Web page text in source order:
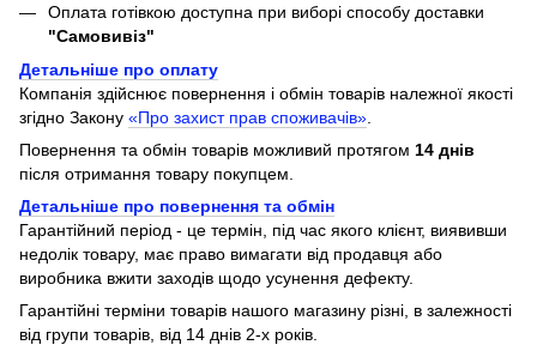
Оплата готівкою доступна при виборі способу доставки
"Самовивіз"
Детальніше про оплату
Компанія здійснює повернення і обмін товарів належної якості
згідно Закону «Про захист прав споживачів»
Повернення та обмін товарів можливий протягом 14 днів
після отримання товару покупцем.
Детальніше про повернення та обмін
Гарантійний період - це термін, під час якого клієнт, виявивши
недолік товару, має право вимагати від продавця або
виробника вжити заходів щодо усунення дефекту.
Гарантійні терміни товарів нашого магазину різні, в залежності
від групи товарів, від 14 днів 2-х років.